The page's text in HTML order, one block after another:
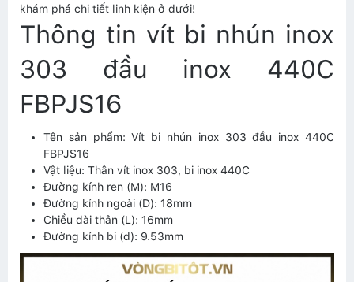
khám phá chi tiết linh kiện ở dưới!
Thông tin vít bi nhún inox
303 đầu inox 440C
FBPJS16
Tên sản phẩm: Vít bi nhún inox 303 đầu inox 440C
FBPJS16
Vật liệu: Thân vít inox 303, bi inox 440C
Đường kính ren (M): M16
Đường kính ngoài (D): 18mm
Chiều dài thân (L): 16mm
Đường kính bi (d): 9.53mm